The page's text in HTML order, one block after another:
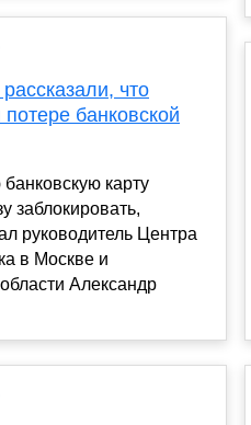
что
банковской
карту
заблокировать,
руководитель Центра
в Москве и
Александр